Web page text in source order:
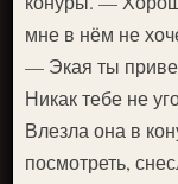
мне в нём не
— Экая ты
Никак тебе не
Влезла она в
посмотреть,